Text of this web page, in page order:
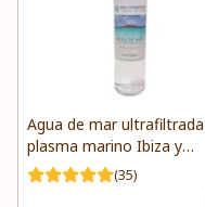
Agua de mar
plasma marino Ibiza y
Formentera(35)